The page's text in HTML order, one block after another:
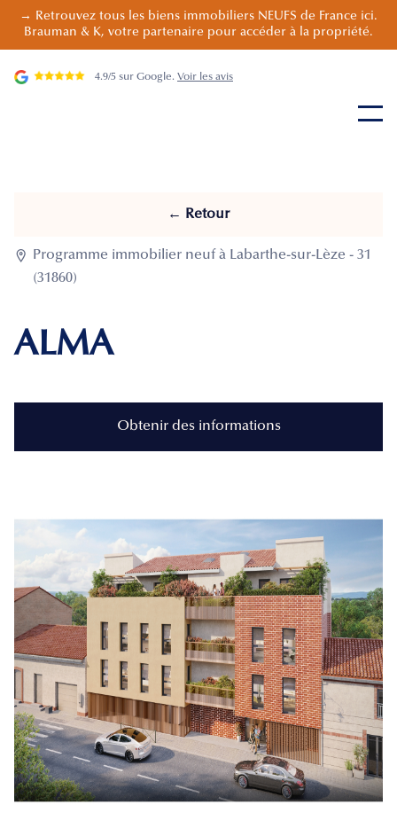
→ Retrouvez tous les biens immobiliers NEUFS de France ici.
Brauman & K, votre partenaire pour accéder à la propriété.
4.9/5 sur Google. Voir les avis
← Retour

Programme immobilier neuf à Labarthe-sur-Lèze - 31
(31860)
ALMA
Obtenir des informations